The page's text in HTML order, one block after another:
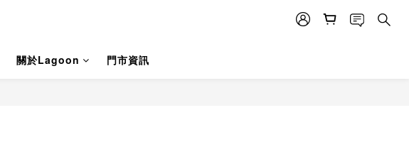
關於Lagoon 門市資訊